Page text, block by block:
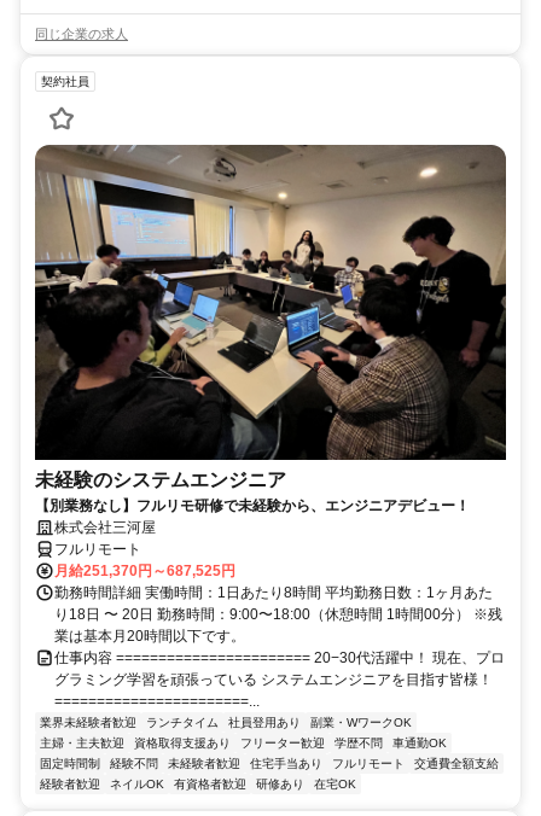
同じ企業の求人
契約社員
未経験のシステムエンジニア
【別業務なし】フルリモ研修で未経験から、エンジニアデビュー！
株式会社三河屋
フルリモート
月給251,370円～687,525円
勤務時間詳細 実働時間：1日あたり8時間 平均勤務日数：1ヶ月あた
り18日 〜 20日 勤務時間：9:00〜18:00（休憩時間 1時間00分） ※残
業は基本月20時間以下です。
仕事内容 ======================= 20−30代活躍中！ 現在、プロ
グラミング学習を頑張っている システムエンジニアを目指す皆様！
=======================...
業界未経験者歓迎 ランチタイム 社員登用あり
副業・WワークOK
主婦・主夫歓迎
資格取得支援あり フリーター歓迎 学歴不問
車通勤OK
固定時間制
経験不問 未経験者歓迎 住宅手当あり フルリモート
交通費全額支給
経験者歓迎
ネイルOK 有資格者歓迎 研修あり 在宅OK